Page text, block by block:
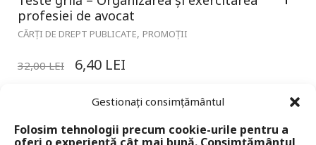
Gestionați consimțământul
Folosim tehnologii precum cookie-urile pentru a
profesiei de avocat
CĂRȚI DE DREPT PUBLICATE, PROMOȚII
32,00LEI 6,40 LEI